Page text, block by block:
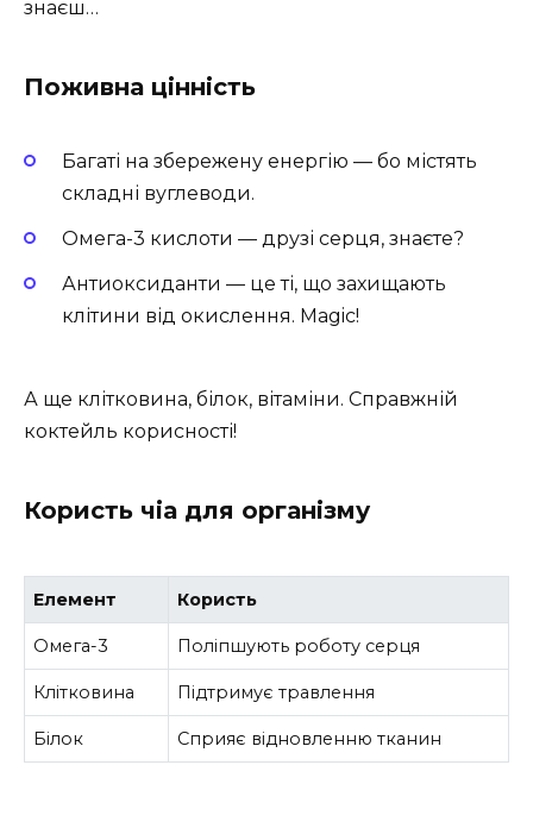
знаєш…
Поживна цінність
Багаті на збережену енергію — бо містять
складні вуглеводи.
Омега-3 кислоти — друзі серця, знаєте?
Антиоксиданти — це ті, що захищають
клітини від окислення. Magic!
А ще клітковина, білок, вітаміни. Справжній
коктейль корисності!
Користь чіа для організму
Елемент Користь
Омега-3 Поліпшують роботу серця
Клітковина Підтримує травлення
Білок Сприяє відновленню тканин